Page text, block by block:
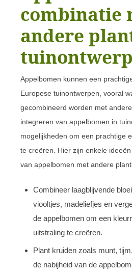
combinatie
andere
Appelbomen kunnen een
Europese tuinontwerpen, vooral
gecombineerd worden met
integreren van appelbomen in
mogelijkheden om een prachtige
te creëren. Hier zijn enkele
van appelbomen met andere
Combineer laagblijvende
viooltjes, madeliefjes en
de appelbomen om een
uitstraling te creëren.
Plant kruiden zoals munt,
de nabijheid van de